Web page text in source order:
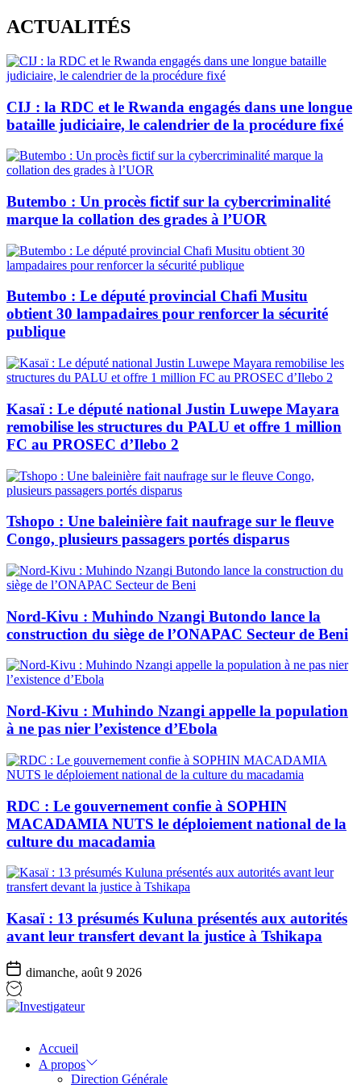
Skip
to
content
ACTUALITÉS
CIJ : la RDC et le Rwanda engagés dans une longue
bataille judiciaire, le calendrier de la procédure fixé
Butembo : Un procès fictif sur la cybercriminalité
marque la collation des grades à l’UOR
Butembo : Le député provincial Chafi Musitu
obtient 30 lampadaires pour renforcer la sécurité
publique
Kasaï : Le député national Justin Luwepe Mayara
remobilise les structures du PALU et offre 1 million
FC au PROSEC d’Ilebo 2
Tshopo : Une baleinière fait naufrage sur le fleuve
Congo, plusieurs passagers portés disparus
Nord-Kivu : Muhindo Nzangi Butondo lance la
construction du siège de l’ONAPAC Secteur de Beni
Nord-Kivu : Muhindo Nzangi appelle la population
à ne pas nier l’existence d’Ebola
RDC : Le gouvernement confie à SOPHIN
MACADAMIA NUTS le déploiement national de la
culture du macadamia
Kasaï : 13 présumés Kuluna présentés aux autorités
avant leur transfert devant la justice à Tshikapa
dimanche, août 9 2026
Accueil
A propos
Direction Générale